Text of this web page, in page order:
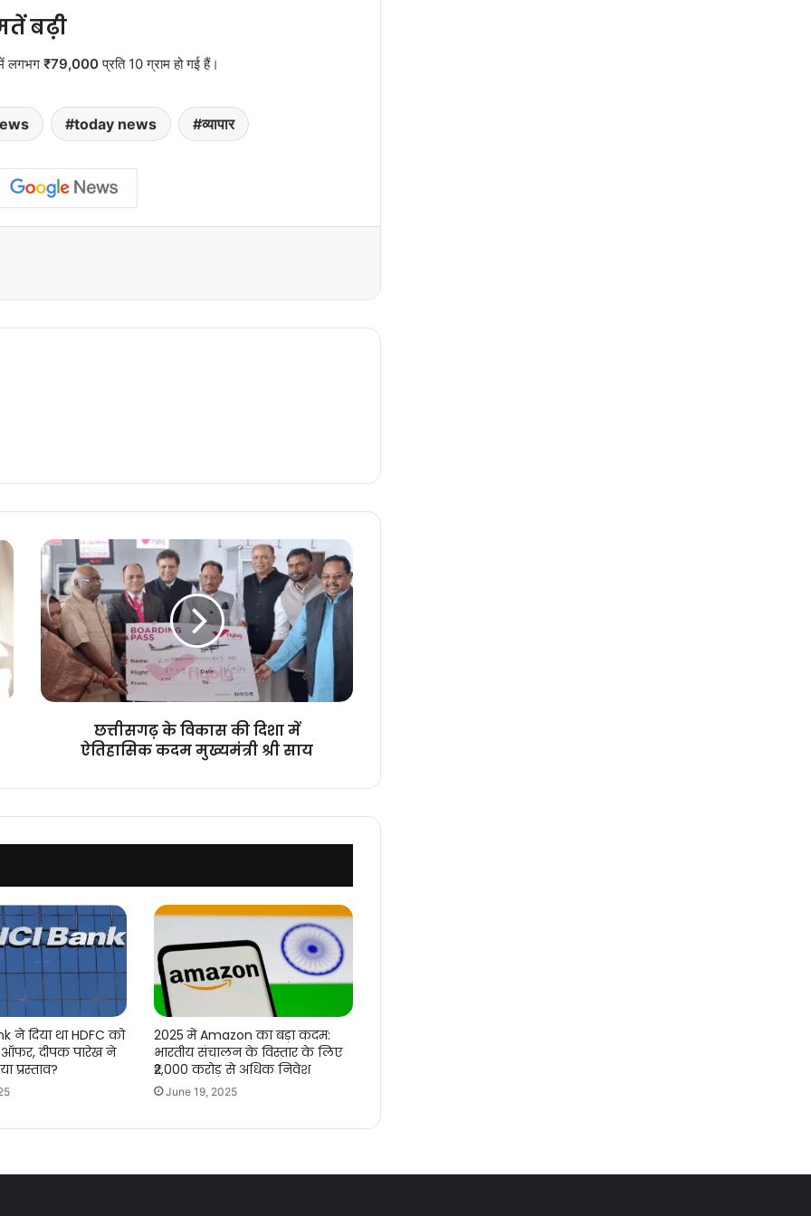
बढ़ी
में लगभग ₹79,000प्रति 10 ग्राम हो गई हैं।
today news व्यापार
छत्तीसगढ़
विकास
की
दिशा
में
ऐतिहासिक
कदम
मुख्यमंत्री
छत्तीसगढ़ के विकास की दिशा में
ऐतिहासिक कदम मुख्यमंत्री श्री साय
ने दिया था HDFC को
दीपक पारेख ने
प्रस्ताव?
2025 में Amazon का बड़ा कदम:
भारतीय संचालन के विस्तार के लिए
₹2,000 करोड़ से अधिक निवेश
June 19, 2025